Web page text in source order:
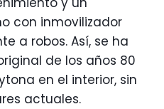
con inmovilizador
a robos. Así, se ha
de los años 80
en el interior, sin
actuales.